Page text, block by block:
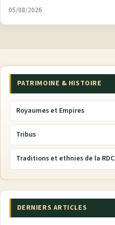
05/08/2026
PATRIMOINE & HISTOIRE
Royaumes et Empires
Tribus
Traditions et ethnies de la RDC
DERNIERS ARTICLES